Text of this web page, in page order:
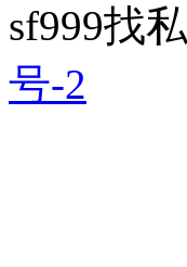
sf999找
号-2